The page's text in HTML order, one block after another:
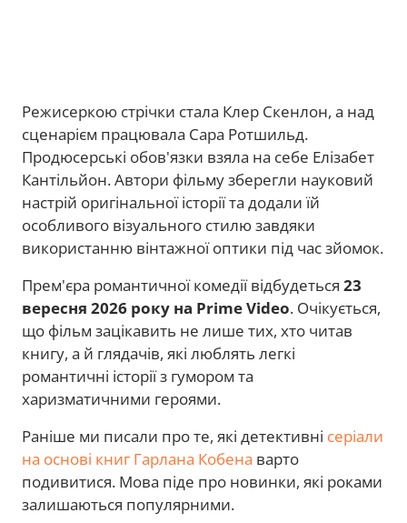
Режисеркою стрічки стала Клер Скенлон, а над
сценарієм працювала Сара Ротшильд.
Продюсерські обов'язки взяла на себе Елізабет
Кантільйон. Автори фільму зберегли науковий
настрій оригінальної історії та додали їй
особливого візуального стилю завдяки
використанню вінтажної оптики під час зйомок.
Прем'єра романтичної комедії відбудеться 23
вересня 2026 року на Prime Video. Очікується,
що фільм зацікавить не лише тих, хто читав
книгу, а й глядачів, які люблять легкі
романтичні історії з гумором та
харизматичними героями.
Раніше ми писали про те, які детективні серіали
на основі книг Гарлана Кобена варто
подивитися. Мова піде про новинки, які роками
залишаються популярними.